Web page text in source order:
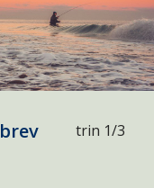
trin 1/3